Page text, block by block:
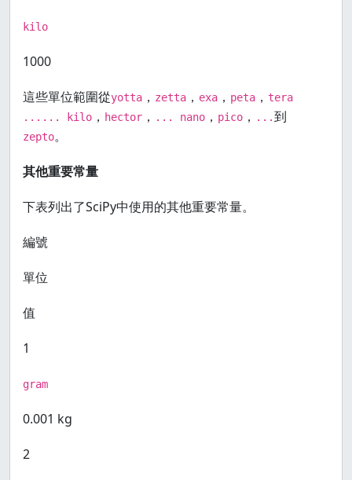
kilo
1000
這些單位範圍從yotta ， zetta ， exa ， peta ， tera
...... kilo ， hector ， ... nano ， pico ， ...到
zepto。
其他重要常量
下表列出了SciPy中使用的其他重要常量。
編號
單位
值
1
gram
0.001 kg
2